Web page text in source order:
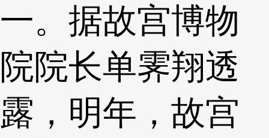
一。据故宫博物
院院长单霁翔透
露，明年，故宫